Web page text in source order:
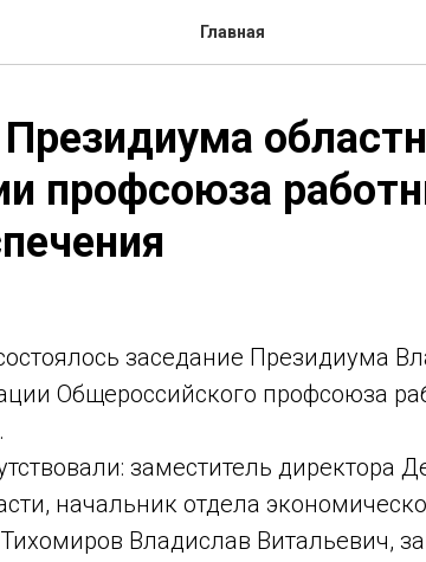
Главная
профсоюза
заседание Президиума
Общероссийского профсоюза
заместитель директора
начальник отдела
Владислав Витальевич,